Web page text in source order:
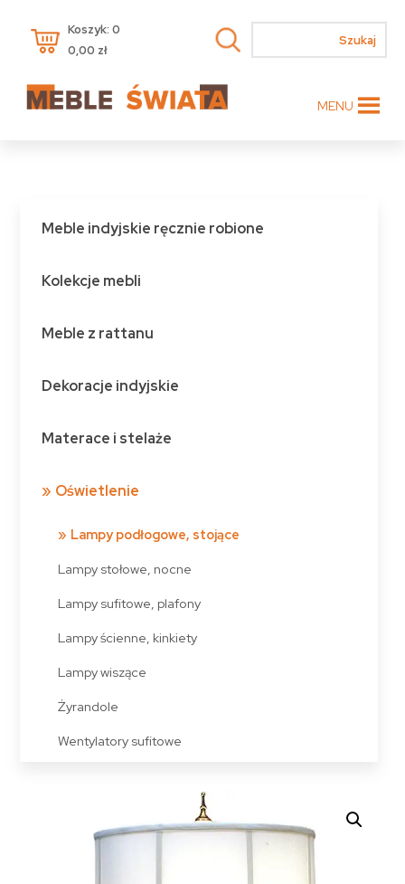
Koszyk: 0
0,00 zł
MENU
Meble indyjskie ręcznie robione
Kolekcje mebli
Meble z rattanu
Dekoracje indyjskie
Materace i stelaże
Oświetlenie
Lampy podłogowe, stojące
Lampy stołowe, nocne
Lampy sufitowe, plafony
Lampy ścienne, kinkiety
Lampy wiszące
Żyrandole
Wentylatory sufitowe